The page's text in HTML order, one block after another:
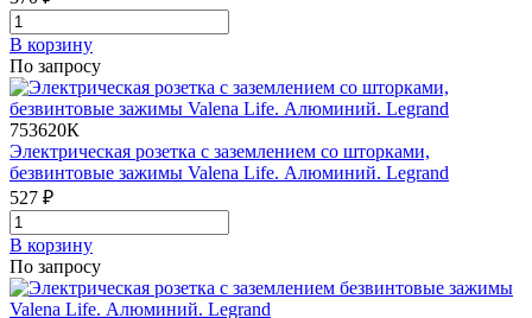
В корзинy
По запросу
753620К
Электрическая розетка с заземлением со шторками,
безвинтовые зажимы Valena Life. Алюминий. Legrand
527 ₽
В корзинy
По запросу